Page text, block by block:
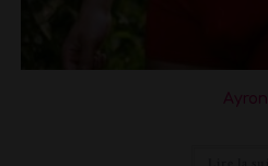
Ayron